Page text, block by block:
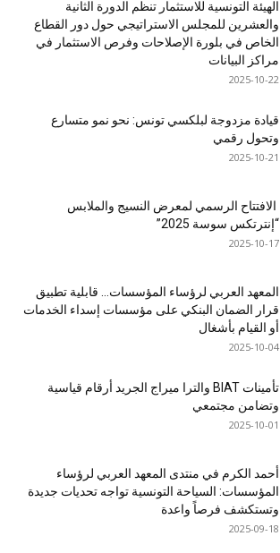
الهيئة التونسية للاستثمار تنظم الدورة الثانية
والعشرين للمجلس الاستراتيجي حول دور القطاع
الخاص في بلورة الإصلاحات وفرص الاستثمار في
مراكز البيانات
2025-10-22
قيادة مزدوجة لبلكسي تونس: نحو نمو متسارع
وتحول رقمي
2025-10-21
الافتتاح الرسمي لمعرض النسيج والملابس
“إنترتكس سوسة 2025”
2025-10-17
المعهد العربي لرؤساء المؤسسات… قابلية تطبيق
قرار الضمان البنكي على مؤسسات إسداء الخدمات
أو القيام بأشغال
2025-10-04
تأمينات BIAT والترا ميراج الجريد أرقام قياسية
وتضامن مجتمعي
2025-10-01
أحمد الكرم في منتدى المعهد العربي لرؤساء
المؤسسات: السياحة التونسية تواجه تحديات جديدة
وتستكشف فرصاً واعدة
2025-09-18